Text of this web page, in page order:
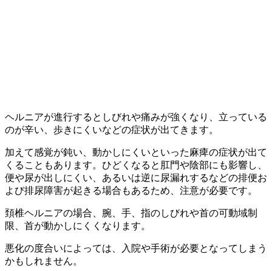
ヘルニアが進行するとしびれや痛みが強くなり、立っている
のが辛い、歩きにくいなどの症状が出てきます。
加えて感覚が鈍い、動かしにくいといった麻痺の症状が出て
くることもあります。ひどくなると肛門や陰部にも影響し、
便や尿が出しにくい、あるいは逆に尿漏れするなどの排便お
よび排尿障害が起きる場合もあるため、注意が必要です。
頚椎ヘルニアの場合、腕、手、指のしびれや首の可動域制
限、首が動かしにくくなります。
悪化の度合いによっては、入院や手術が必要となってしまう
かもしれません。